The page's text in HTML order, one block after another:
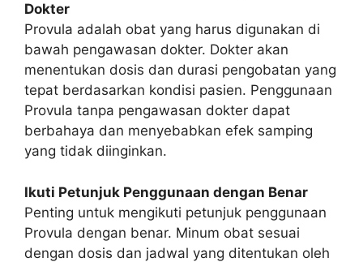
Dokter
Provula adalah obat yang harus digunakan di
bawah pengawasan dokter. Dokter akan
menentukan dosis dan durasi pengobatan yang
tepat berdasarkan kondisi pasien. Penggunaan
Provula tanpa pengawasan dokter dapat
berbahaya dan menyebabkan efek samping
yang tidak diinginkan.
Ikuti Petunjuk Penggunaan dengan Benar
Penting untuk mengikuti petunjuk penggunaan
Provula dengan benar. Minum obat sesuai
dengan dosis dan jadwal yang ditentukan oleh